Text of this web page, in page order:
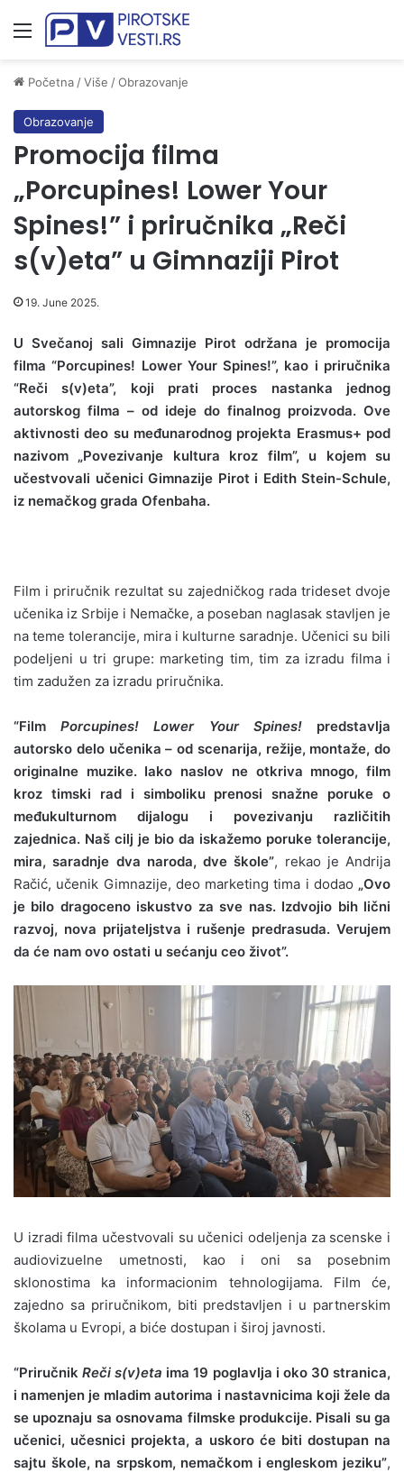
Meni
Početna /Više /Obrazovanje
Obrazovanje
Promocija filma
„Porcupines! Lower Your
Spines!” i priručnika „Reči
s(v)eta” u Gimnaziji Pirot
19. June 2025.
U Svečanoj sali Gimnazije Pirot održana je promocija
filma “Porcupines! Lower Your Spines!”, kao i priručnika
“Reči s(v)eta”, koji prati proces nastanka jednog
autorskog filma – od ideje do finalnog proizvoda. Ove
aktivnosti deo su međunarodnog projekta Erasmus+ pod
nazivom „Povezivanje kultura kroz film”, u kojem su
učestvovali učenici Gimnazije Pirot i Edith Stein-Schule,
iz nemačkog grada Ofenbaha.
Film i priručnik rezultat su zajedničkog rada trideset dvoje
učenika iz Srbije i Nemačke, a poseban naglasak stavljen je
na teme tolerancije, mira i kulturne saradnje. Učenici su bili
podeljeni u tri grupe: marketing tim, tim za izradu filma i
tim zadužen za izradu priručnika.
“Film Porcupines! Lower Your Spines!predstavlja
autorsko delo učenika – od scenarija, režije, montaže, do
originalne muzike. Iako naslov ne otkriva mnogo, film
kroz timski rad i simboliku prenosi snažne poruke o
međukulturnom dijalogu i povezivanju različitih
zajednica. Naš cilj je bio da iskažemo poruke tolerancije,
mira, saradnje dva naroda, dve škole”, rekao je Andrija
Račić, učenik Gimnazije, deo marketing tima i dodao „Ovo
je bilo dragoceno iskustvo za sve nas. Izdvojio bih lični
razvoj, nova prijateljstva i rušenje predrasuda. Verujem
da će nam ovo ostati u sećanju ceo život”.
U izradi filma učestvovali su učenici odeljenja za scenske i
audiovizuelne umetnosti, kao i oni sa posebnim
sklonostima ka informacionim tehnologijama. Film će,
zajedno sa priručnikom, biti predstavljen i u partnerskim
školama u Evropi, a biće dostupan i široj javnosti.
“PriručnikReči s(v)eta ima 19 poglavlja i oko 30 stranica,
i namenjen je mladim autorima i nastavnicima koji žele da
se upoznaju sa osnovama filmske produkcije. Pisali su ga
učenici, učesnici projekta, a uskoro će biti dostupan na
sajtu škole, na srpskom, nemačkom i engleskom jeziku”,